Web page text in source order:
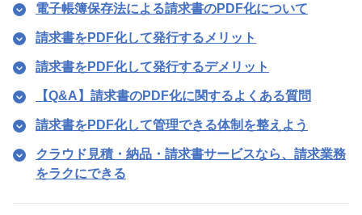
電子帳簿保存法による請求書のPDF化について
請求書をPDF化して発行するメリット
請求書をPDF化して発行するデメリット
【Q&A】請求書のPDF化に関するよくある質問
請求書をPDF化して管理できる体制を整えよう
クラウド見積・納品・請求書サービスなら、請求業務
をラクにできる